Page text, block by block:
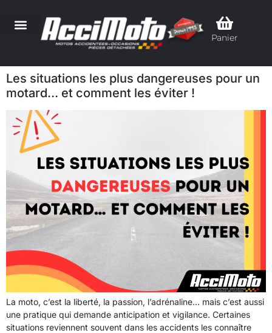
Panier
Les situations les plus dangereuses pour un
motard… et comment les éviter !
La moto, c’est la liberté, la passion, l’adrénaline… mais c’est aussi
une pratique qui demande anticipation et vigilance. Certaines
situations reviennent souvent dans les accidents les connaître